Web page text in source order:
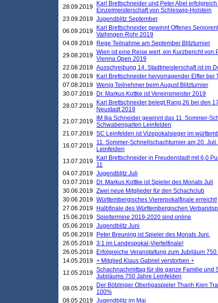
28.09.2019
Karl Brettschneider und Peter Abel
Einzelmeisterschaft von Schleswig-Holstein
23.09.2019 Jugendblitz September
06.09.2019
Karl Brettschneider gewinnt Offenes
Vaihingen-Rohr 2019
04.09.2019
Rege Teilnahme am September Blitzturnier
29.08.2019 Wien ist eine Reise wert, ein Kurzbericht von
Vienna Open 2019
22.08.2019 Ausschreibung 14. Stadtmeisterschaft ist im
20.08.2019
Karl Brettschneider hervorragender Elfter bei
07.08.2019 Wenig Teilnehmer beim August Blitzturnier
30.07.2019
Dr. Markus Kottke ist Vereinsmeister 2019
28.07.2019
Karl Brettschneider belegt Rang 26 bei den
Neustadt 2019
21.07.2019
IM Ilja Schneider gewinnt das 11. Sommer-
Schwabengarten Leinfelden
21.07.2019 SC Leinfelden ist Vizepokalsieger im
16.07.2019 11. Sommer-Schnellschachturnier am 20.
Leinfelden
13.07.2019
Karl Brettschneider in Freudenstadt mit 6,0
11
04.07.2019 Jugendblitz Juli
03.07.2019
Dr. Markus Kottke ist Spieler des Monats Juli
30.06.2019 Zwei neue Mitglieder für den Schachclub
30.06.2019 Württembergisches Viererpokalfinale erreicht!
27.06.2019
Halbfinale des Württembergischen
15.06.2019 Spieltermine 2019-2020 sind online
05.06.2019 Jugendblitz Juni
05.06.2019
Peter Breuning ist Spieler des Monats Juni.
26.05.2019 3:1 im Landespokal-Viertelfinale!
26.05.2019
Erfolgreiche Veranstaltung zum Jubiläum
14.05.2019 + Mitglied Klaus Gabriel verstorben +
12.05.2019 Schachnachmittag für die ganze Familie und
Jubiläums 750 Jahre Leinfelden
08.05.2019
Der Böblinger Oberligaspieler Thanh Kien
100%
08.05.2019 Jugendblitz im Mai